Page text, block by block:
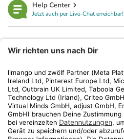
Help Center
Jetzt auch per Live-Chat erreichbar!
Kundenservice
Shop
Aktionen